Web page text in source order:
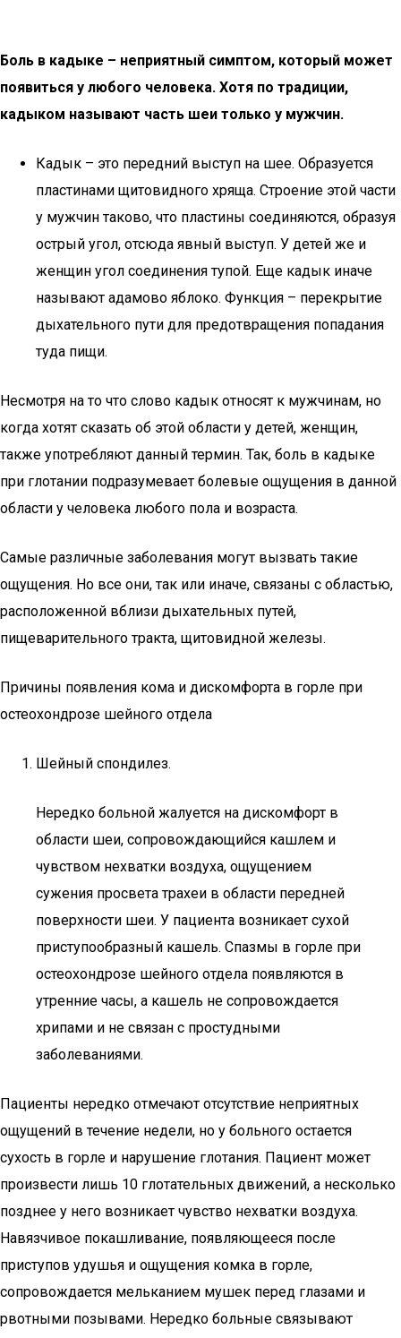
Боль в кадыке – неприятный симптом, который может
появиться у любого человека. Хотя по традиции,
кадыком называют часть шеи только у мужчин.
Кадык – это передний выступ на шее. Образуется
пластинами щитовидного хряща. Строение этой части
у мужчин таково, что пластины соединяются, образуя
острый угол, отсюда явный выступ. У детей же и
женщин угол соединения тупой. Еще кадык иначе
называют адамово яблоко. Функция – перекрытие
дыхательного пути для предотвращения попадания
туда пищи.
Несмотря на то что слово кадык относят к мужчинам, но
когда хотят сказать об этой области у детей, женщин,
также употребляют данный термин. Так, боль в кадыке
при глотании подразумевает болевые ощущения в данной
области у человека любого пола и возраста.
Самые различные заболевания могут вызвать такие
ощущения. Но все они, так или иначе, связаны с областью,
расположенной вблизи дыхательных путей,
пищеварительного тракта, щитовидной железы.
Причины появления кома и дискомфорта в горле при
остеохондрозе шейного отдела
Шейный спондилез.
Нередко больной жалуется на дискомфорт в
области шеи, сопровождающийся кашлем и
чувством нехватки воздуха, ощущением
сужения просвета трахеи в области передней
поверхности шеи. У пациента возникает сухой
приступообразный кашель. Спазмы в горле при
остеохондрозе шейного отдела появляются в
утренние часы, а кашель не сопровождается
хрипами и не связан с простудными
заболеваниями.
Пациенты нередко отмечают отсутствие неприятных
ощущений в течение недели, но у больного остается
сухость в горле и нарушение глотания. Пациент может
произвести лишь 10 глотательных движений, а несколько
позднее у него возникает чувство нехватки воздуха.
Навязчивое покашливание, появляющееся после
приступов удушья и ощущения комка в горле,
сопровождается мельканием мушек перед глазами и
рвотными позывами. Нередко больные связывают